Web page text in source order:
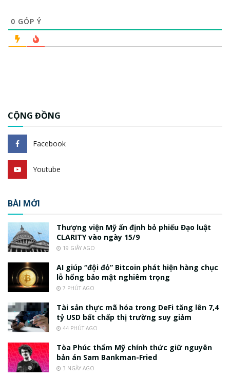
0 GÓP Ý
CỘNG ĐỒNG
Facebook
Youtube
BÀI MỚI
Thượng viện Mỹ ấn định bỏ phiếu Đạo luật
CLARITY vào ngày 15/9
19 GIÂY AGO
AI giúp “đội đỏ” Bitcoin phát hiện hàng chục
lỗ hổng bảo mật nghiêm trọng
7 PHÚT AGO
Tài sản thực mã hóa trong DeFi tăng lên 7,4
tỷ USD bất chấp thị trường suy giảm
44 PHÚT AGO
Tòa Phúc thẩm Mỹ chính thức giữ nguyên
bản án Sam Bankman-Fried
3 NGÀY AGO